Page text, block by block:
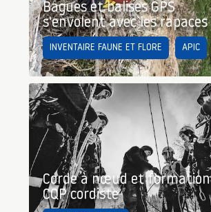
Bagues et balises GPS
s'envolent avec les rapaces
INVENTAIRE FAUNE ET FLORE APIC
Corde à nœud et formation
CQP cordiste